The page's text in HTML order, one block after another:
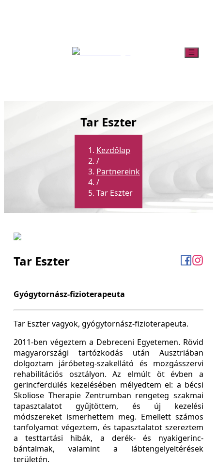
Tar Eszter
Kezdőlap
/
Partnereink
/
Tar Eszter
Tar Eszter
Gyógytornász-fizioterapeuta
Tar Eszter vagyok, gyógytornász-fizioterapeuta.
2011-ben végeztem a Debreceni Egyetemen. Rövid
magyarországi tartózkodás után Ausztriában
dolgoztam járóbeteg-szakellátó és mozgásszervi
rehabilitációs osztályon. Az elmúlt öt évben a
gerincferdülés kezelésében mélyedtem el: a bécsi
Skoliose Therapie Zentrumban rengeteg szakmai
tapasztalatot gyűjtöttem, és új kezelési
módszereket ismerhettem meg. Emellett számos
tanfolyamot végeztem, és tapasztalatot szereztem
a testtartási hibák, a derék- és nyakigerinc-
bántalmak, valamint a lábtengelyeltérések
területén.